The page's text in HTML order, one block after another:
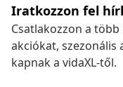
Iratkozzon fel
Csatlakozzon a
akciókat,
kapnak a vidaXL-től.